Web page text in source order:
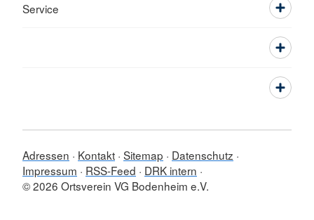
Service
Adressen Kontakt Sitemap
Datenschutz
Impressum
RSS-Feed
DRK intern
© 2026 Ortsverein VG Bodenheim e.V.